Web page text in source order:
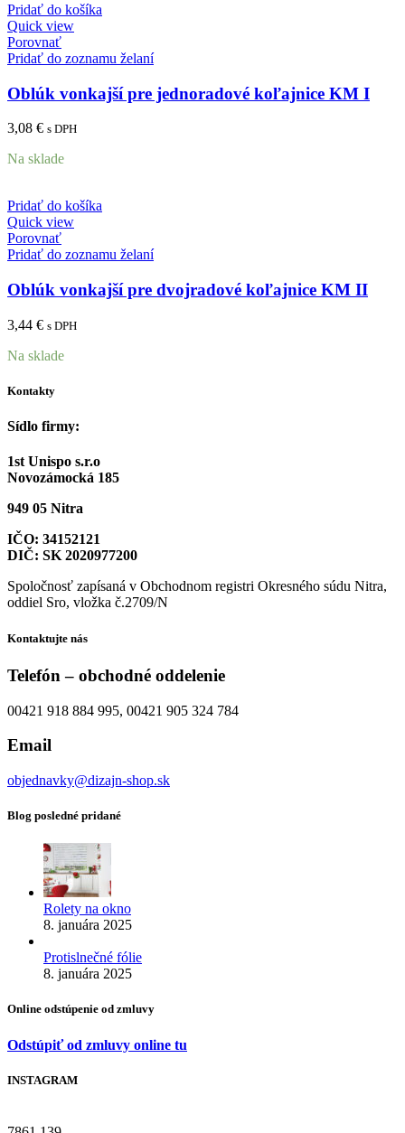
Pridať do košíka
Quick view
Porovnať
Pridať do zoznamu želaní
Oblúk vonkajší pre jednoradové koľajnice KM I
3,08 € s DPH
Na sklade
Pridať do košíka
Quick view
Porovnať
Pridať do zoznamu želaní
Oblúk vonkajší pre dvojradové koľajnice KM II
3,44 € s DPH
Na sklade
Kontakty
Sídlo firmy:
1st Unispo s.r.o
Novozámocká 185
949 05 Nitra
IČO: 34152121
DIČ: SK 2020977200
Spoločnosť zapísaná v Obchodnom registri Okresného súdu Nitra,
oddiel Sro, vložka č.2709/N
Kontaktujte nás
Telefón – obchodné oddelenie
00421 918 884 995, 00421 905 324 784
Email
objednavky@dizajn-shop.sk
Blog posledné pridané
Rolety na okno
8. januára 2025
Protislnečné fólie
8. januára 2025
Online odstúpenie od zmluvy
Odstúpiť od zmluvy online tu
INSTAGRAM